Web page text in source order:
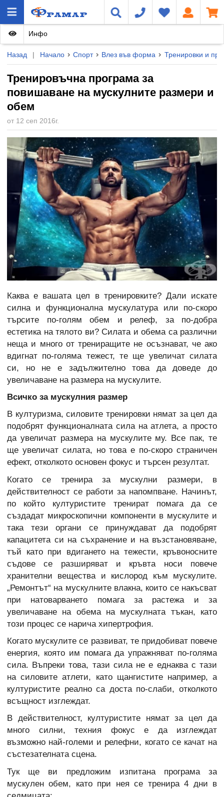
Назад | Начало Спорт Влез във форма Тренировки и
Тренировъчна програма за
повишаване на мускулните размери и
обем
от 12 сеп 2016г.
Инфо
Каква е вашата цел в тренировките? Дали искате
силна и функционална мускулатура или по-скоро
търсите по-голям обем и релеф, за по-добра
естетика на тялото ви? Силата и обема са различни
неща и много от трениращите не осъзнават, че ако
вдигнат по-голяма тежест, те ще увеличат силата
си, но не е задължително това да доведе до
увеличаване на размера на мускулите.
Всичко за мускулния размер
В културизма, силовите тренировки нямат за цел да
подобрят функционалната сила на атлета, а просто
да увеличат размера на мускулите му. Все пак, те
ще увеличат силата, но това е по-скоро страничен
ефект, отколкото основен фокус и търсен резултат.
Когато се тренира за мускулни размери, в
действителност се работи за напомпване. Начинът,
по който културистите тренират помага да се
създадат микроскопични компоненти в мускулите и
така тези органи се принуждават да подобрят
капацитета си на съхранение и на възстановяване,
тъй като при вдигането на тежести, кръвоносните
съдове се разширяват и кръвта носи повече
хранителни вещества и кислород към мускулите.
„Ремонтът“ на мускулните влакна, които се накъсват
при натоварването помага за растежа и за
увеличаване на обема на мускулната тъкан, като
този процес се нарича хипертрофия.
Когато мускулите се развиват, те придобиват повече
енергия, която им помага да упражняват по-голяма
сила. Въпреки това, тази сила не е еднаква с тази
на силовите атлети, като щангистите например, а
културистите реално са доста по-слаби, отколкото
всъщност изглеждат.
В действителност, културистите нямат за цел да
много силни, техния фокус е да изглеждат
възможно най-големи и релефни, когато се качат на
състезателната сцена.
Тук ще ви предложим изпитана програма за
мускулен обем, като при нея се тренира 4 дни в